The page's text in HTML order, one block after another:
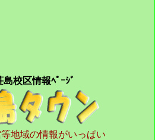
区情報ﾍﾟｰｼﾞ
地域の情報がいっぱい